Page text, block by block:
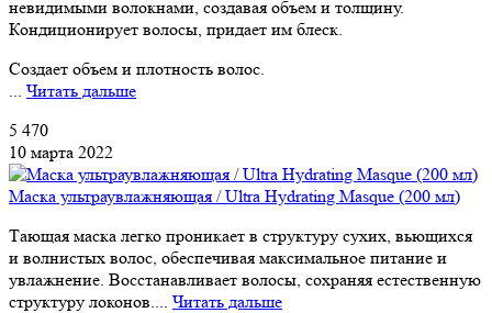
невидимыми волокнами, создавая объем и толщину.
Кондиционирует волосы, придает им блеск.
Создает объем и плотность волос.
... Читать дальше
5 470
10 марта 2022
Маска ультраувлажняющая / Ultra Hydrating Masque (200 мл)
Тающая маска легко проникает в структуру сухих, вьющихся
и волнистых волос, обеспечивая максимальное питание и
увлажнение. Восстанавливает волосы, сохраняя естественную
структуру локонов.... Читать дальше